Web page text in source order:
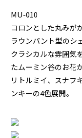
MU-010
コロンとした丸みが
ラウンパント型のシ
クラシカルな雰囲気
たムーミン谷のお花
リトルミイ、スナフ
ンキーの4色展開。